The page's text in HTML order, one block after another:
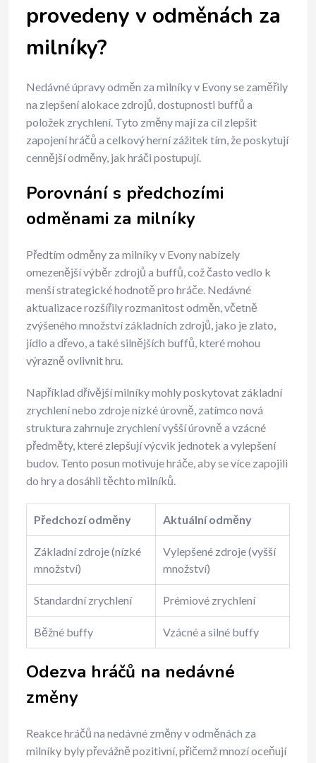
provedeny v odměnách za
milníky?
Nedávné úpravy odměn za milníky v Evony se zaměřily
na zlepšení alokace zdrojů, dostupnosti buffů a
položek zrychlení. Tyto změny mají za cíl zlepšit
zapojení hráčů a celkový herní zážitek tím, že poskytují
cennější odměny, jak hráči postupují.
Porovnání s předchozími
odměnami za milníky
Předtím odměny za milníky v Evony nabízely
omezenější výběr zdrojů a buffů, což často vedlo k
menší strategické hodnotě pro hráče. Nedávné
aktualizace rozšířily rozmanitost odměn, včetně
zvýšeného množství základních zdrojů, jako je zlato,
jídlo a dřevo, a také silnějších buffů, které mohou
výrazně ovlivnit hru.
Například dřívější milníky mohly poskytovat základní
zrychlení nebo zdroje nízké úrovně, zatímco nová
struktura zahrnuje zrychlení vyšší úrovně a vzácné
předměty, které zlepšují výcvik jednotek a vylepšení
budov. Tento posun motivuje hráče, aby se více zapojili
do hry a dosáhli těchto milníků.
Předchozí odměny Aktuální odměny
Základní zdroje (nízké
množství)
Vylepšené zdroje (vyšší
množství)
Standardní zrychlení Prémiové zrychlení
Běžné buffy Vzácné a silné buffy
Odezva hráčů na nedávné
změny
Reakce hráčů na nedávné změny v odměnách za
milníky byly převážně pozitivní, přičemž mnozí oceňují